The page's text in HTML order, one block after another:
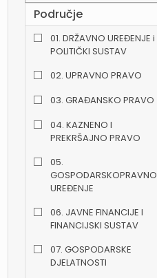
Područje
01. DRŽAVNO UREĐENJE i
POLITIČKI SUSTAV
02. UPRAVNO PRAVO
03. GRAĐANSKO PRAVO
04. KAZNENO I
PREKRŠAJNO PRAVO
05.
GOSPODARSKOPRAVNO
UREĐENJE
06. JAVNE FINANCIJE I
FINANCIJSKI SUSTAV
07. GOSPODARSKE
DJELATNOSTI